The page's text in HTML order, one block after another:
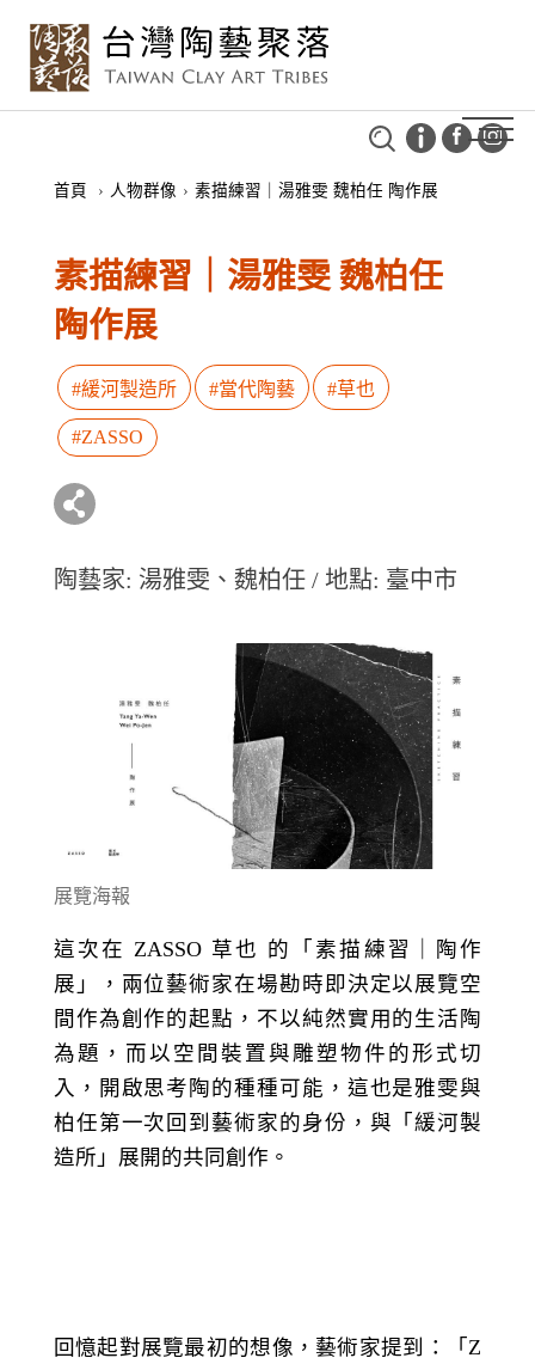
首頁 › 人物群像 › 素描練習｜湯雅雯 魏柏任 陶作展
素描練習｜湯雅雯 魏柏任
陶作展
#緩河製造所 #當代陶藝 #草也
#ZASSO
陶藝家: 湯雅雯、魏柏任 / 地點: 臺中市
展覽海報
這次在 ZASSO 草也 的「素描練習｜陶作
展」，兩位藝術家在場勘時即決定以展覽空
間作為創作的起點，不以純然實用的生活陶
為題，而以空間裝置與雕塑物件的形式切
入，開啟思考陶的種種可能，這也是雅雯與
柏任第一次回到藝術家的身份，與「緩河製
造所」展開的共同創作。
回憶起對展覽最初的想像，藝術家提到：「Z